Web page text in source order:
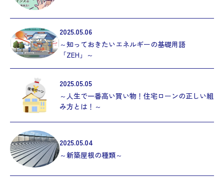
2025.05.06
～知っておきたいエネルギーの基礎用語
「ZEH」～
2025.05.05
～人生で一番高い買い物！住宅ローンの正しい組
み方とは！～
2025.05.04
～新築屋根の種類～